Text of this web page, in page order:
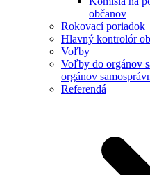
občanov
Rokovací poriadok
Hlavný kontrolór
Voľby
Voľby do orgánov
orgánov
Referendá